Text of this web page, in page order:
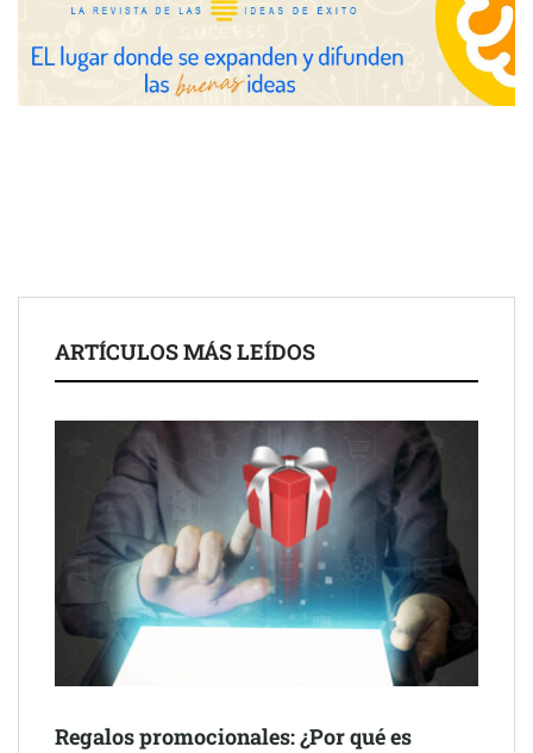
La luz roja, el nuevo aftersun, actúa en la recuperación de la piel
Eulalia Roig lanza ‘The Journal’, una revista digital mensual de
entrevistas y fotografía editorial
ARTÍCULOS MÁS LEÍDOS
Regalos promocionales: ¿Por qué es